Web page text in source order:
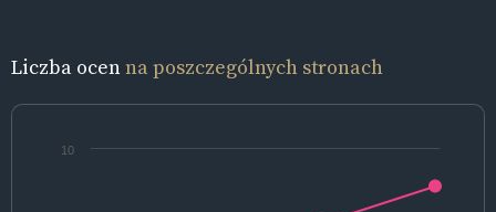
Liczba ocenna poszczególnych stronach
10